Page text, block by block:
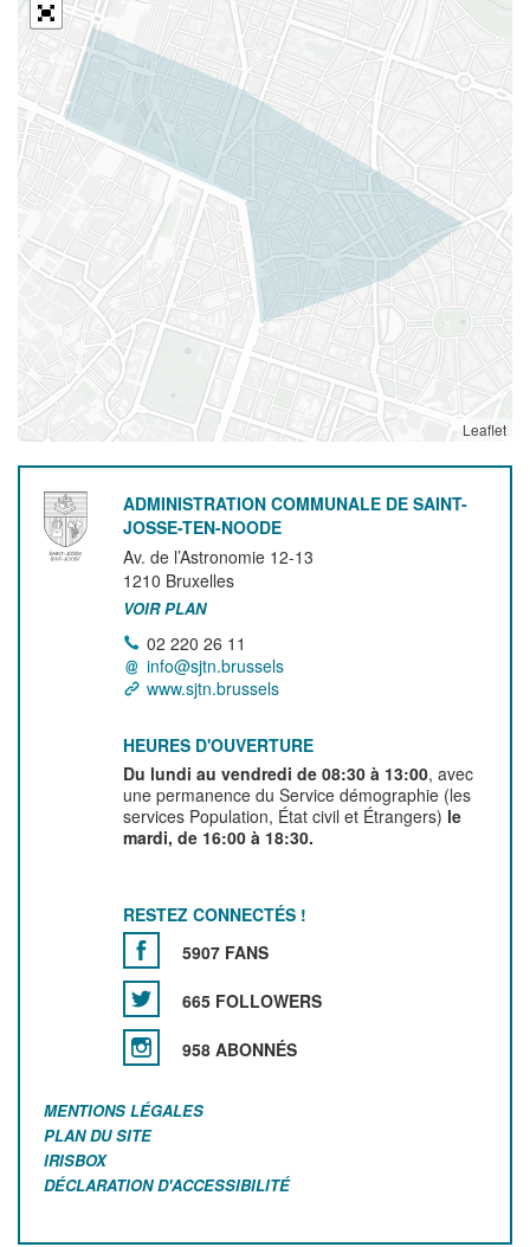
Leaflet
ADMINISTRATION COMMUNALE DE SAINT-
JOSSE-TEN-NOODE
Av. de l’Astronomie 12-13
1210 Bruxelles
VOIR PLAN
02 220 26 11
info@sjtn.brussels
www.sjtn.brussels
HEURES D'OUVERTURE
Du lundi au vendredi de 08:30 à 13:00, avec
une permanence du Service démographie (les
services Population, État civil et Étrangers) le
mardi, de 16:00 à 18:30.
RESTEZ CONNECTÉS !
5907 FANS
665 FOLLOWERS
958 ABONNÉS
MENTIONS LÉGALES
PLAN DU SITE
IRISBOX
DÉCLARATION D'ACCESSIBILITÉ